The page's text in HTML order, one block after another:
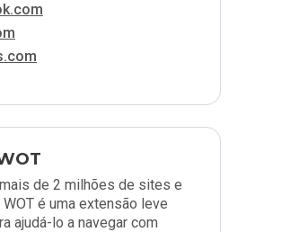
de 2 milhões de sites e
é uma extensão leve
ajudá-lo a navegar com